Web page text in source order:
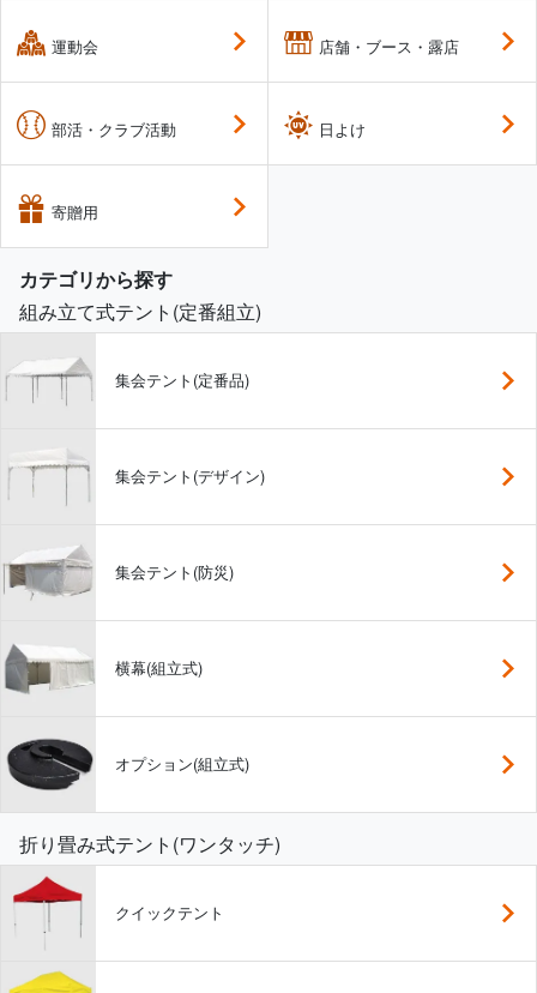
運動会
部活・クラブ活動
寄贈用
店舗・ブース・露店
日よけ
カテゴリから探す
組み立て式テント(定番組立)
集会テント(定番品)
集会テント(デザイン)
集会テント(防災)
横幕(組立式)
オプション(組立式)
折り畳み式テント(ワンタッチ)
クイックテント